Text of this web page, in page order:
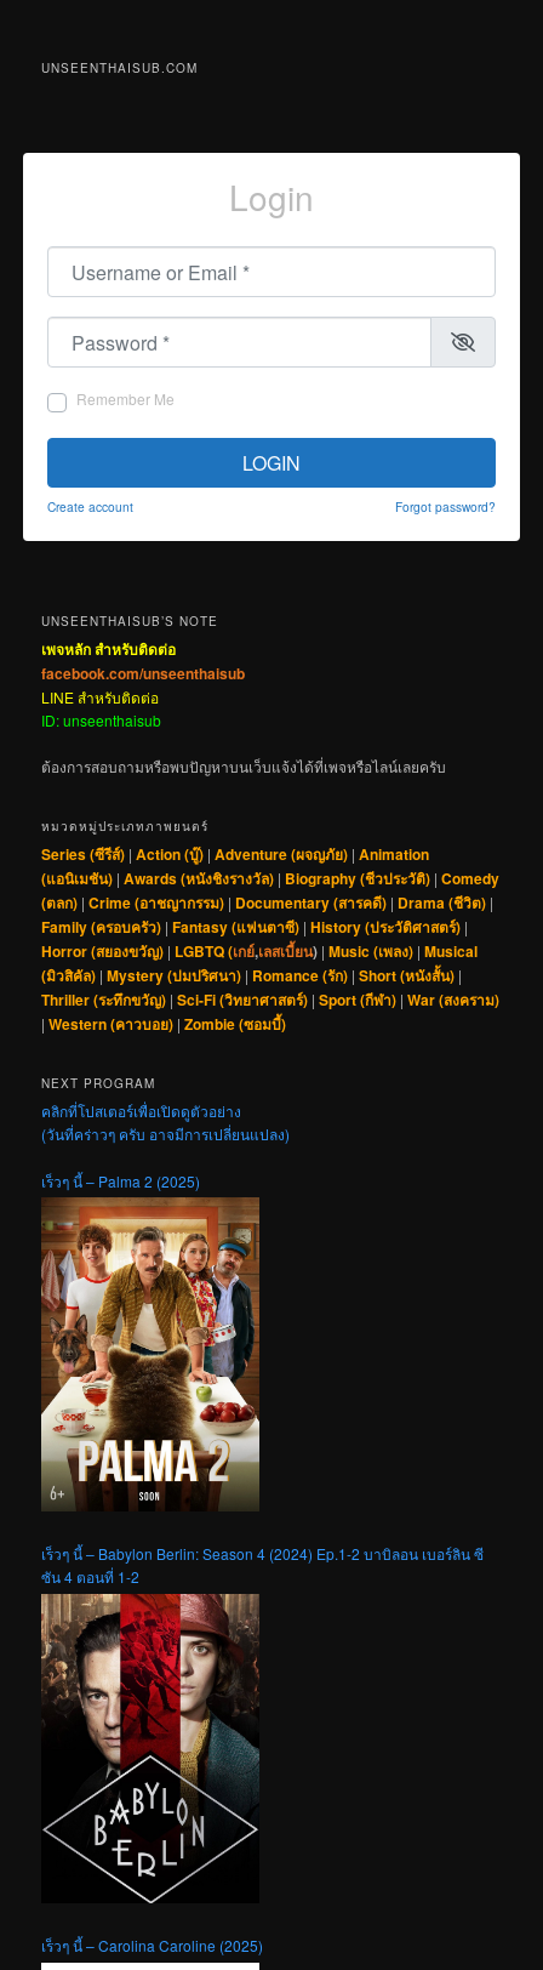
UNSEENTHAISUB.COM
Login
Username or Email
Password
Remember Me
LOGIN
Create account Forgot password?
UNSEENTHAISUB’S NOTE
เพจหลัก สำหรับติดต่อ
facebook.com/unseenthaisub
LINE สำหรับติดต่อ
ID: unseenthaisub
ต้องการสอบถามหรือพบปัญหาบนเว็บแจ้งได้ที่เพจหรือไลน์เลยครับ
หมวดหมู่ประเภทภาพยนตร์
Series (ซีรีส์) |Action (บู๊) |Adventure (ผจญภัย) |Animation
(แอนิเมชัน) |Awards (หนังชิงรางวัล) | Biography (ชีวประวัติ) |Comedy
(ตลก) |Crime (อาชญากรรม) | Documentary (สารคดี) | Drama (ชีวิต) |
Family (ครอบครัว) |Fantasy (แฟนตาซี) |History (ประวัติศาสตร์) |
Horror (สยองขวัญ) | LGBTQ (เกย์,เลสเบี้ยน) |Music (เพลง) |Musical
(มิวสิคัล) |Mystery (ปมปริศนา) | Romance (รัก) |Short (หนังสั้น) |
Thriller (ระทึกขวัญ) |Sci-Fi (วิทยาศาสตร์) |Sport (กีฬา) |War (สงคราม)
|Western (คาวบอย) |Zombie (ซอมบี้)
NEXT PROGRAM
คลิกที่โปสเตอร์เพื่อเปิดดูตัวอย่าง
(วันที่คร่าวๆ ครับ อาจมีการเปลี่ยนแปลง)
เร็วๆ นี้ – Palma 2 (2025)
เร็วๆ นี้ – Babylon Berlin: Season 4 (2024) Ep.1-2 บาบิลอน เบอร์ลิน ซี
ซัน 4 ตอนที่ 1-2
เร็วๆ นี้ – Carolina Caroline (2025)